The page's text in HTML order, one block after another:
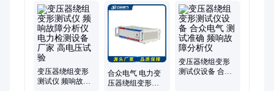
压发生器、直流高压发生器、绝缘靴手套耐压试验装置、互感器
综合测试仪
变压器绕组变形
测试仪 频响故障
合众电气 电力变
压器绕组变形测
变压器绕组变形
测试仪设备 合众